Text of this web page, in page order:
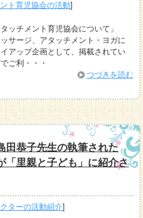
ト育児協会の活動]
チメント育児協会について」
サージ、アタッチメント・ヨガに
アップ企画として、掲載されてい
利・・・
つづきを読む
田恭子先生の執筆された
「里親と子ども」に紹介さ
ターの活動紹介]